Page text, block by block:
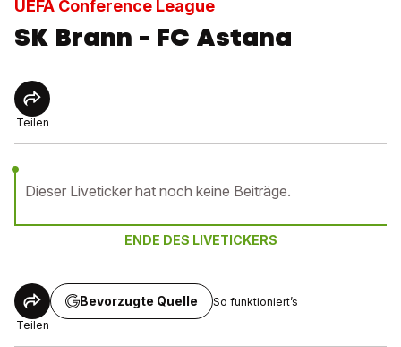
UEFA Conference League
SK Brann - FC Astana
Teilen
Dieser Liveticker hat noch keine Beiträge.
ENDE DES LIVETICKERS
Teilen
Bevorzugte Quelle So funktioniert’s